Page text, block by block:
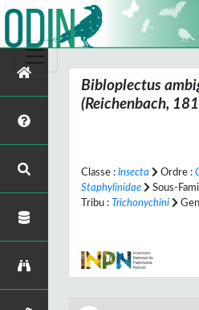
Bibloplectus
(Reichenbach,
Classe : Insecta Ordre :
Staphylinidae
Sous-
Tribu : Trichonychini